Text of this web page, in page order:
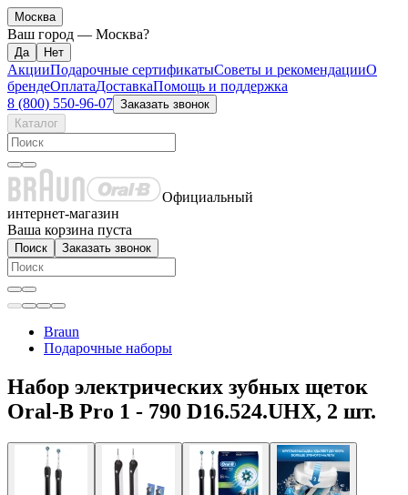
Москва
Ваш город — Москва?
АкцииПодарочные сертификатыСоветы и рекомендацииО
брендеОплатаДоставкаПомощь и поддержка
8 (800) 550-96-07 Заказать звонок
Каталог
Официальный
интернет-магазин
Ваша корзина пуста
Поиск Заказать звонок
Braun
Подарочные наборы
Набор электрических зубных щеток
Oral-B Pro 1 - 790 D16.524.UHX, 2 шт.